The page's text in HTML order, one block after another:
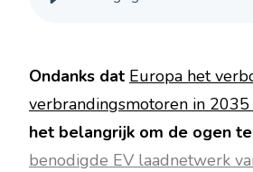
Ondanks dat Europa het
verbrandingsmotoren in
het belangrijk om de ogen
benodigde EV laadnetwerk